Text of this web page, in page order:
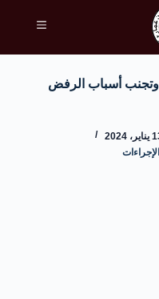
وتجنب أسباب الرفض
2024